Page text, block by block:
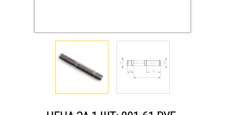
Оснастка и аксессуары для яхт